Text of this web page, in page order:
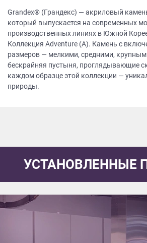
Grandex® (Грандекс) — акриловый
который выпускается на современных
производственных линиях в Южной
Коллекция Adventure (A). Камень с
размеров — мелкими, средними,
бескрайняя пустыня, проглядывающие
каждом образце этой коллекции —
природы.
УСТАНОВЛЕННЫЕ